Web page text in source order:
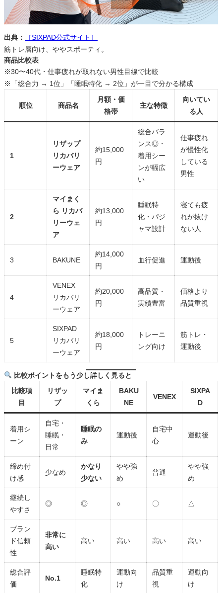
出典：
［SIXPAD公式サイト］
筋トレ層向け、ややスポーティ。
商品比較表
※30〜40代・仕事疲れが取れない男性目線で比較
※「総合力 → 1位」「睡眠特化 → 2位」が一目で分かる構成
順位 商品名
月額・価
格帯
主な特徴
向いてい
る人
1
リザップ
リカバリ
ーウェア
約15,000
円
総合バラ
ンス◎・
着用シー
ンが幅広
い
仕事疲れ
が慢性化
している
男性
2
マイまく
ら リカバ
リーウェ
ア
約13,000
円
睡眠特
化・パジ
ャマ設計
寝ても疲
れが抜け
ない人
3 BAKUNE
約14,000
円
血行促進 運動後
4
VENEX
リカバリ
ーウェア
約20,000
円
高品質・
実績豊富
価格より
品質重視
5
SIXPAD
リカバリ
ーウェア
約18,000
円
トレーニ
ング向け
筋トレ・
運動後
比較ポイントをもう少し詳しく見ると
比較項
目
リザッ
プ
マイま
くら
BAKU
NE
VENEX
SIXPA
D
着用シ
ーン
自宅・
睡眠・
日常
睡眠の
み
運動後
自宅中
心
運動後
締め付
け感
少なめ
かなり
少ない
やや強
め
普通
やや強
め
継続し
やすさ
◎ ◎ ○ 〇 △
ブラン
ド信頼
性
非常に
高い
高い 高い 高い 高い
総合評
価
No.1
睡眠特
化
運動向
け
品質重
視
運動向
け